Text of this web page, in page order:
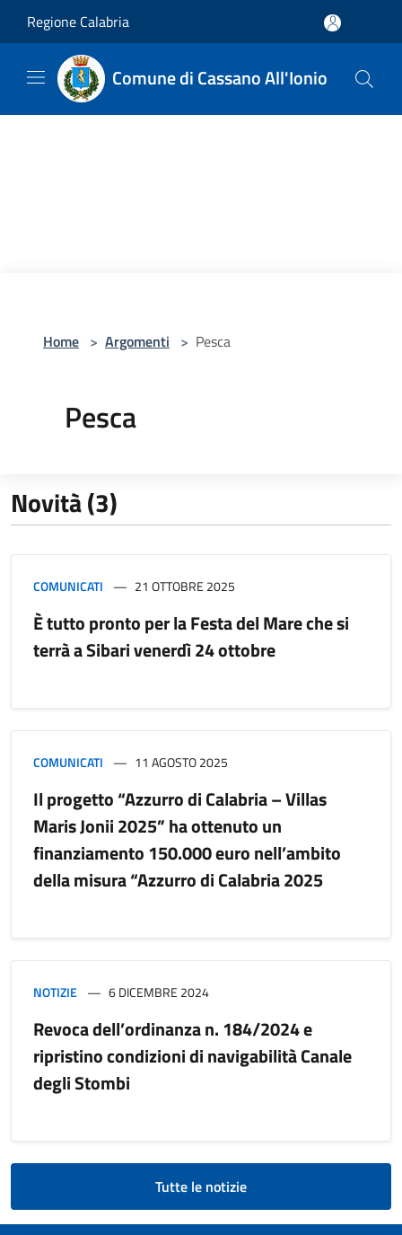
Regione Calabria
Comune di Cassano All'Ionio
Home > Argomenti > Pesca
Pesca
Novità (3)
COMUNICATI 21 OTTOBRE 2025
È tutto pronto per la Festa del Mare che si
terrà a Sibari venerdì 24 ottobre
COMUNICATI 11 AGOSTO 2025
Il progetto “Azzurro di Calabria – Villas
Maris Jonii 2025” ha ottenuto un
finanziamento 150.000 euro nell’ambito
della misura “Azzurro di Calabria 2025
NOTIZIE 6 DICEMBRE 2024
Revoca dell’ordinanza n. 184/2024 e
ripristino condizioni di navigabilità Canale
degli Stombi
Tutte le notizie